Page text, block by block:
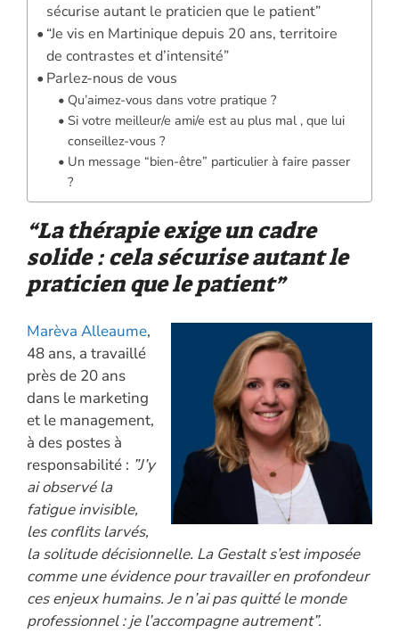
sécurise autant le praticien que le patient”
“Je vis en Martinique depuis 20 ans, territoire
de contrastes et d’intensité”
Parlez-nous de vous
Qu’aimez-vous dans votre pratique ?
Si votre meilleur/e ami/e est au plus mal , que lui
conseillez-vous ?
Un message “bien-être” particulier à faire passer
?
“La thérapie exige un cadre
solide : cela sécurise autant le
praticien que le patient”
Marèva Alleaume,
48 ans, a travaillé
près de 20 ans
dans le marketing
et le management,
à des postes à
responsabilité : ”J’y
ai observé la
fatigue invisible,
les conflits larvés,
la solitude décisionnelle. La Gestalt s’est imposée
comme une évidence pour travailler en profondeur
ces enjeux humains. Je n’ai pas quitté le monde
professionnel : je l’accompagne autrement”.